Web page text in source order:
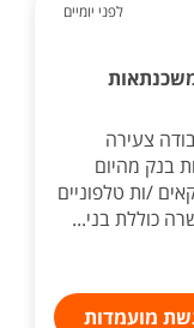
לפני יומיים
צעירה
בנק מהיום
/ות טלפוניים
כוללת בני...
מועמדות